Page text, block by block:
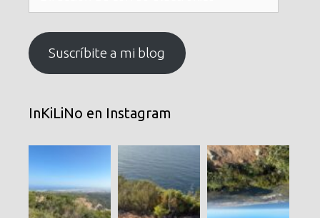
electrónico
Suscríbite a mi blog
InKiLiNo en Instagram